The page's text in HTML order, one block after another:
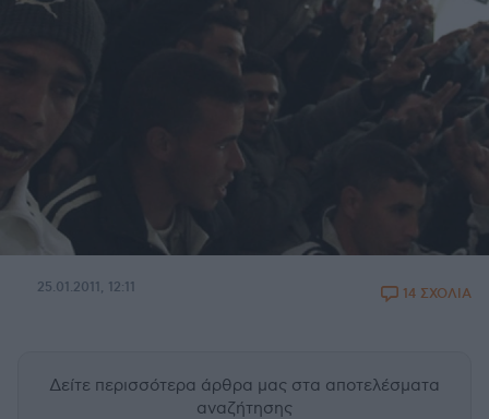
25.01.2011, 12:11 14 ΣΧΟΛΙΑ
Δείτε περισσότερα άρθρα μας στα αποτελέσματα
αναζήτησης